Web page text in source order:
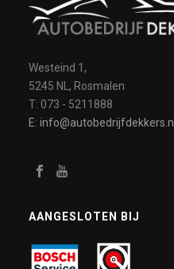
Westeind 1,
5245 NL, Rosmalen
T: 073 - 5211888
E: info@autobedrijfdekkers.nl
AANGESLOTEN BIJ